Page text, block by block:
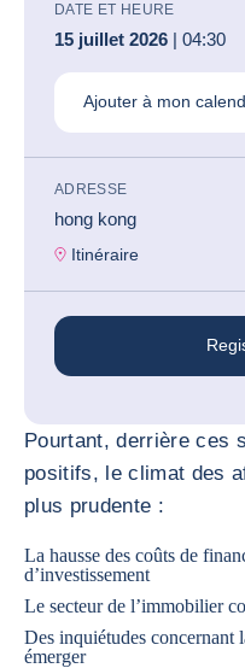
DATE ET HEURE
15 juillet 2026 | 04:30
Ajouter à mon
ADRESSE
hong kong
Itinéraire
Pourtant, derrière ces
positifs, le climat des
plus prudente :
La hausse des coûts de
d’investissement
Le secteur de l’immobilier
Des inquiétudes concernant
émerger